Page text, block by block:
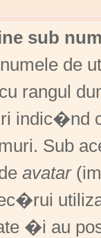
sub
de
rangul
Sub
avatar
�i au